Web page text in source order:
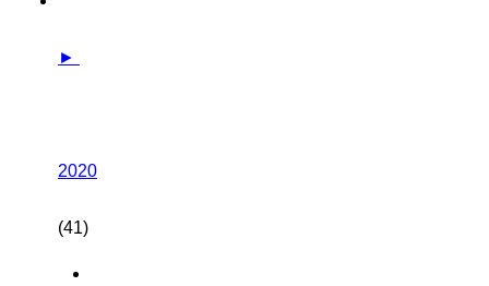
►
2020
(41)